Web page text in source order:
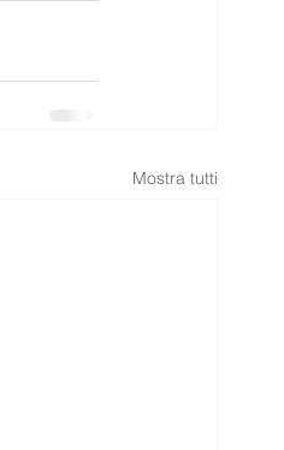
Mostra tutti